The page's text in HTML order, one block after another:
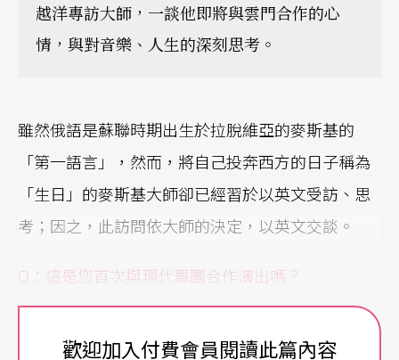
越洋專訪大師，一談他即將與雲門合作的心
情，與對音樂、人生的深刻思考。
雖然俄語是蘇聯時期出生於拉脫維亞的麥斯基的
「第一語言」，然而，將自己投奔西方的日子稱為
「生日」的麥斯基大師卻已經習於以英文受訪、思
考；因之，此訪問依大師的決定，以英文交談。
Q： 這是您首次與現代舞團合作演出嗎？
歡迎加入付費會員閱讀此篇內容